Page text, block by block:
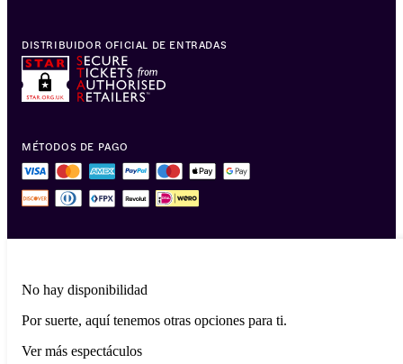
MÉTODOS DE PAGO
DISTRIBUIDOR OFICIAL DE ENTRADAS
No hay disponibilidad
Por suerte, aquí tenemos otras opciones para ti.
Ver más espectáculos